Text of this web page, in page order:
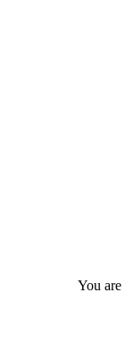
You are